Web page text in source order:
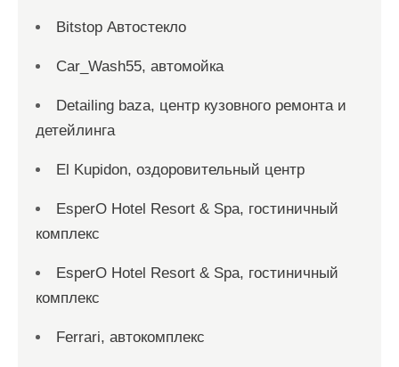
Bitstop Автостекло
Car_Wash55, автомойка
Detailing baza, центр кузовного ремонта и
детейлинга
El Kupidon, оздоровительный центр
EsperO Hotel Resort & Spa, гостиничный
комплекс
EsperO Hotel Resort & Spa, гостиничный
комплекс
Ferrari, автокомплекс